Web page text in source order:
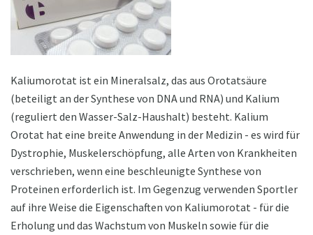
Kaliumorotat ist ein Mineralsalz, das aus Orotatsäure
(beteiligt an der Synthese von DNA und RNA) und Kalium
(reguliert den Wasser-Salz-Haushalt) besteht. Kalium
Orotat hat eine breite Anwendung in der Medizin - es wird für
Dystrophie, Muskelerschöpfung, alle Arten von Krankheiten
verschrieben, wenn eine beschleunigte Synthese von
Proteinen erforderlich ist. Im Gegenzug verwenden Sportler
auf ihre Weise die Eigenschaften von Kaliumorotat - für die
Erholung und das Wachstum von Muskeln sowie für die